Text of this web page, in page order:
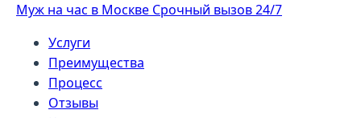
Муж на час в Москве Срочный вызов 24/7
Услуги
Преимущества
Процесс
Отзывы